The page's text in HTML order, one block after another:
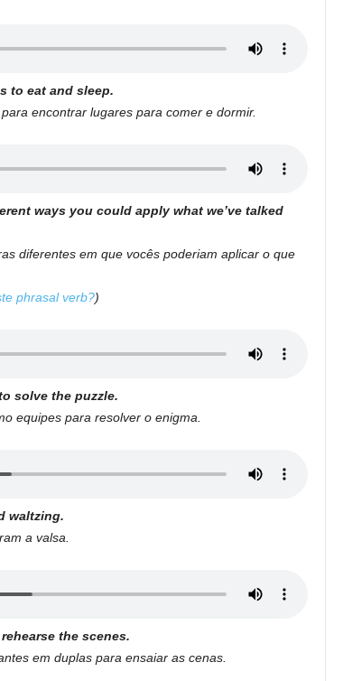
to eat and sleep.
encontrar lugares para comer e dormir.
ways you could apply what we’ve talked
diferentes em que vocês poderiam aplicar o que
phrasal verb?)
solve the puzzle.
equipes para resolver o enigma.
waltzing.
a valsa.
the scenes.
em duplas para ensaiar as cenas.